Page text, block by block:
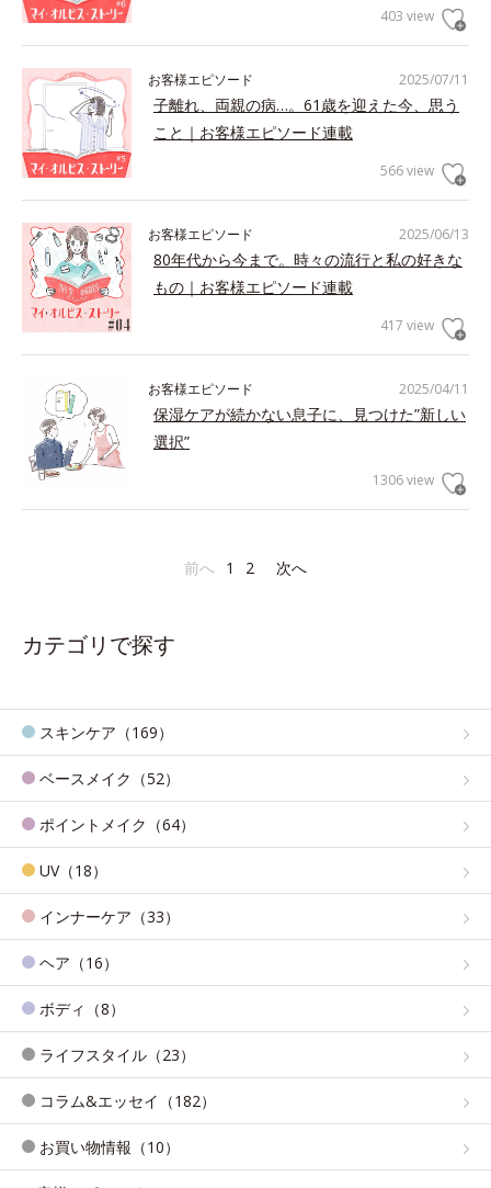
403 view
2025/07/11
お客様エピソード
子離れ、両親の病…。61歳を迎えた今、思う
こと｜お客様エピソード連載
566 view
2025/06/13
お客様エピソード
80年代から今まで。時々の流行と私の好きな
もの｜お客様エピソード連載
417 view
2025/04/11
お客様エピソード
保湿ケアが続かない息子に、見つけた”新しい
選択”
1306 view
前へ 1 2 次へ
カテゴリで探す
スキンケア（169）
ベースメイク（52）
ポイントメイク（64）
UV（18）
インナーケア（33）
ヘア（16）
ボディ（8）
ライフスタイル（23）
コラム&エッセイ（182）
お買い物情報（10）